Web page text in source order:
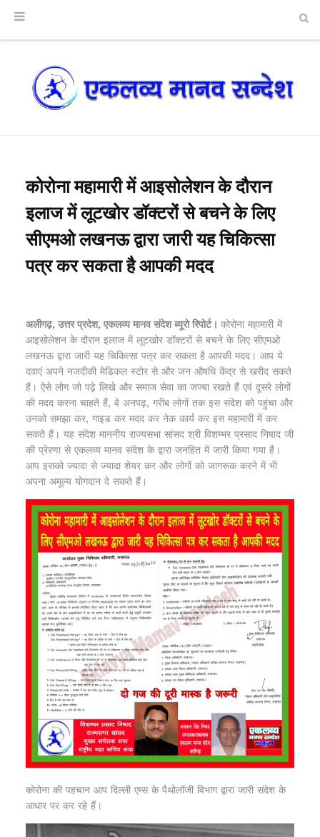
कोरोना महामारी में आइसोलेशन के दौरान
इलाज में लूटखोर डॉक्टरों से बचने के लिए
सीएमओ लखनऊ द्वारा जारी यह चिकित्सा
पत्र कर सकता है आपकी मदद
अलीगढ़, उत्तर प्रदेश, एकलव्य मानव संदेश ब्यूरो रिपोर्ट। कोरोना महामारी में
आइसोलेशन के दौरान इलाज में लूटखोर डॉक्टरों से बचने के लिए सीएमओ
लखनऊ द्वारा जारी यह चिकित्सा पत्र कर सकता है आपकी मदद। आप ये
दवाएं अपने नजदीकी मेडिकल स्टोर से और जन औषधि केंद्र से खरीद सकते
हैं। ऐसे लोग जो पढ़े लिखे और समाज सेवा का जज्बा रखते हैं एवं दूसरे लोगों
की मदद करना चाहते हैं, वे अनपढ़, गरीब लोगों तक इस संदेश को पहुंचा और
उनको समझा कर, गाइड कर मदद कर नेक कार्य कर इस महामारी में कर
सकते हैं। यह संदेश माननीय राज्यसभा सांसद श्री विशम्भर प्रसाद निषाद जी
की प्रेरणा से एकलव्य मानव संदेश के द्वारा जनहित में जारी किया गया है।
आप इसको ज्यादा से ज्यादा शेयर कर और लोगों को जागरूक करने में भी
अपना अमूल्य योगदान दे सकते हैं।
कोरोना की पहचान आप दिल्ली एम्स के पैथोलॉजी विभाग द्वारा जारी संदेश के
आधार पर कर रहे हैं।